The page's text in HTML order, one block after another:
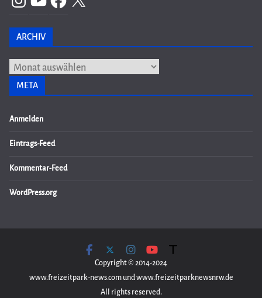
ARCHIV
Archiv
META
Anmelden
Eintrags-Feed
Kommentar-Feed
WordPress.org
Copyright © 2014-2024
www.freizeitpark-news.com und www.freizeitparknewsnrw.de
All rights reserved.